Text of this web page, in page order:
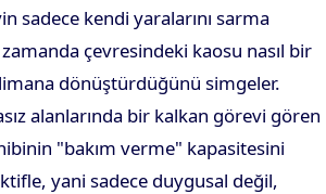
sadece kendi yaralarını sarma
çevresindeki kaosu nasıl bir
dönüştürdüğünü simgeler.
alanlarında bir kalkan görevi gören
"bakım verme" kapasitesini
yani sadece duygusal değil,